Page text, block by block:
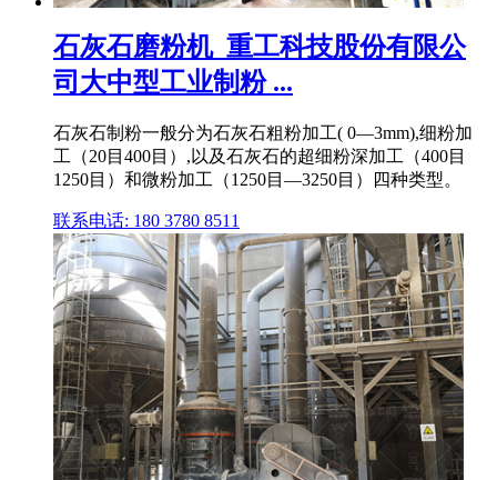
石灰石磨粉机_重工科技股份有限公
司大中型工业制粉 ...
石灰石制粉一般分为石灰石粗粉加工( 0—3mm),细粉加
工（20目400目）,以及石灰石的超细粉深加工（400目
1250目）和微粉加工（1250目—3250目）四种类型。
联系电话: 180 3780 8511